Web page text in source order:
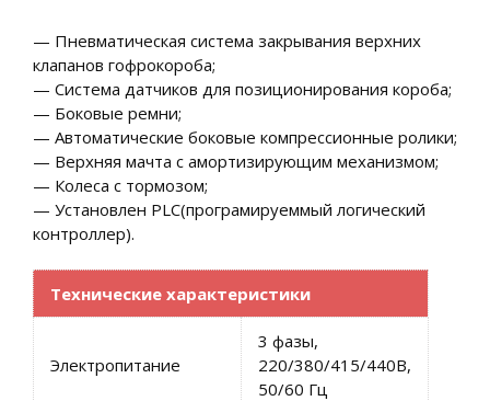
— Пневматическая система закрывания верхних
клапанов гофрокороба;
— Система датчиков для позиционирования короба;
— Боковые ремни;
— Автоматические боковые компрессионные ролики;
— Верхняя мачта с амортизирующим механизмом;
— Колеса с тормозом;
— Установлен PLC(програмируеммый логический
контроллер).
Технические характеристики
Электропитание
3 фазы,
220/380/415/440В,
50/60 Гц